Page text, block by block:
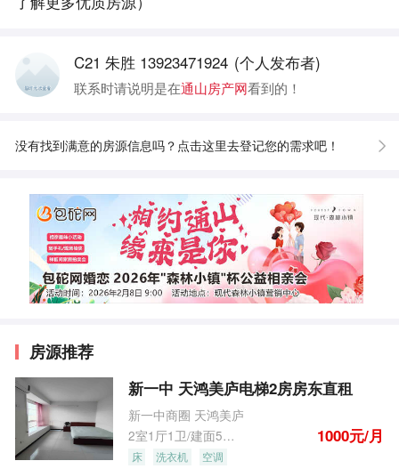
C21 朱胜 13923471924 (个人发布者)
联系时请说明是在通山房产网看到的！
没有找到满意的房源信息吗？点击这里去登记您的需求吧！
房源推荐
新一中 天鸿美庐电梯2房房东直租
新一中商圈 天鸿美庐
2室1厅1卫/建面55.0m
1000元/月
床 洗衣机 空调